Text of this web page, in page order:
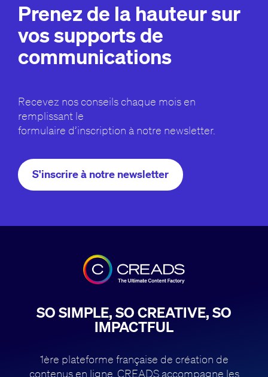
Prenez de la hauteur sur
vos supports de
communications
Recevez nos conseils chaque mois en
remplissant le
formulaire d’inscription à notre newsletter.
S'inscrire à notre newsletter
SO SIMPLE, SO CREATIVE, SO
IMPACTFUL
1ère plateforme française de création de
contenus en ligne, CREADS accompagne les